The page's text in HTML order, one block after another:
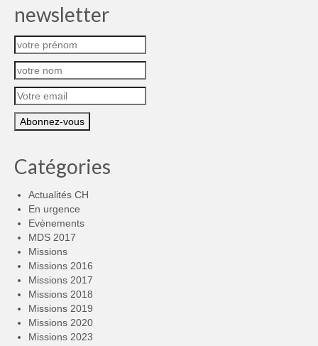
newsletter
Catégories
Actualités CH
En urgence
Evènements
MDS 2017
Missions
Missions 2016
Missions 2017
Missions 2018
Missions 2019
Missions 2020
Missions 2023